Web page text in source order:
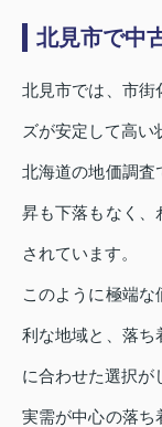
北見市で中
北見市では、市街
ズが安定して高い
北海道の地価調査
昇も下落もなく、
されています。
このように極端
利な地域と、落ち
に合わせた選択が
実需が中心の落ち